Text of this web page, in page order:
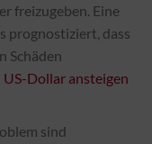
freizugeben. Eine
prognostiziert, dass
Schäden
Dollar ansteigen
sind